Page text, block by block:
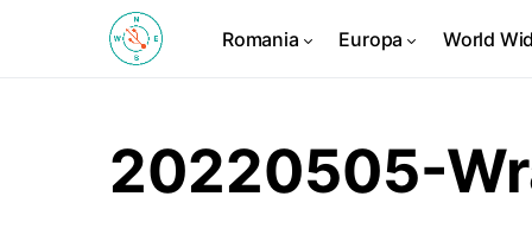
Romania Europa World
20220505-